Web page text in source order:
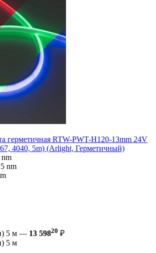
герметичная RTW-PWT-H120-13mm 24V
4040, 5m) (Arlight, Герметичный)
nm
5 м — 13 59820 ₽
5 м